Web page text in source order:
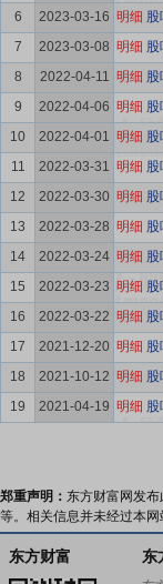
6
2023-03-16 明细 股
7
2023-03-08 明细 股
8
2022-04-11 明细 股
9
2022-04-06 明细 股
10
2022-04-01 明细 股
11
2022-03-31 明细 股
12
2022-03-30 明细 股
13
2022-03-28 明细 股
14
2022-03-24 明细 股
15
2022-03-23 明细 股
16
2022-03-22 明细 股
17
2021-12-20 明细 股
18
2021-10-12 明细 股
19
2021-04-19 明细 股
郑重声明： 东方财富网发
等。相关信息并未经过本